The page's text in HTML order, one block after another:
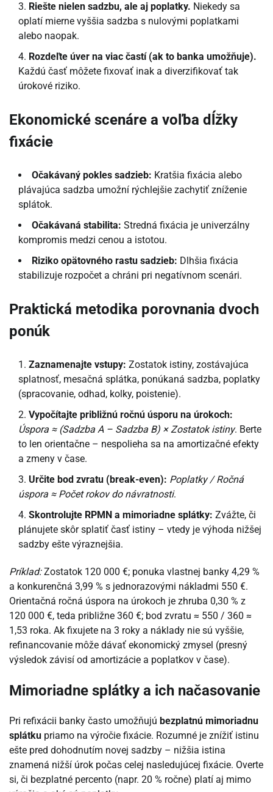
Riešte nielen sadzbu, ale aj poplatky. Niekedy sa
oplatí mierne vyššia sadzba s nulovými poplatkami
alebo naopak.
Rozdeľte úver na viac častí (ak to banka umožňuje).
Každú časť môžete fixovať inak a diverzifikovať tak
úrokové riziko.
Ekonomické scenáre a voľba dĺžky
fixácie
Očakávaný pokles sadzieb: Kratšia fixácia alebo
plávajúca sadzba umožní rýchlejšie zachytiť zníženie
splátok.
Očakávaná stabilita: Stredná fixácia je univerzálny
kompromis medzi cenou a istotou.
Riziko opätovného rastu sadzieb: Dlhšia fixácia
stabilizuje rozpočet a chráni pri negatívnom scenári.
Praktická metodika porovnania dvoch
ponúk
Zaznamenajte vstupy: Zostatok istiny, zostávajúca
splatnosť, mesačná splátka, ponúkaná sadzba, poplatky
(spracovanie, odhad, kolky, poistenie).
Vypočítajte približnú ročnú úsporu na úrokoch:
Úspora ≈ (Sadzba A – Sadzba B) × Zostatok istiny. Berte
to len orientačne – nespolieha sa na amortizačné efekty
a zmeny v čase.
Určite bod zvratu (break-even): Poplatky / Ročná
úspora ≈ Počet rokov do návratnosti.
Skontrolujte RPMN a mimoriadne splátky: Zvážte, či
plánujete skôr splatiť časť istiny – vtedy je výhoda nižšej
sadzby ešte výraznejšia.
Príklad:Zostatok 120 000 €; ponuka vlastnej banky 4,29 %
a konkurenčná 3,99 % s jednorazovými nákladmi 550 €.
Orientačná ročná úspora na úrokoch je zhruba 0,30 % z
120 000 €, teda približne 360 €; bod zvratu ≈ 550 / 360 ≈
1,53 roka. Ak fixujete na 3 roky a náklady nie sú vyššie,
refinancovanie môže dávať ekonomický zmysel (presný
výsledok závisí od amortizácie a poplatkov v čase).
Mimoriadne splátky a ich načasovanie
Pri refixácii banky často umožňujú bezplatnú mimoriadnu
splátku priamo na výročie fixácie. Rozumné je znížiť istinu
ešte pred dohodnutím novej sadzby – nižšia istina
znamená nižší úrok počas celej nasledujúcej fixácie. Overte
si, či bezplatné percento (napr. 20 % ročne) platí aj mimo